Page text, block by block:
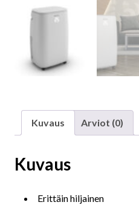
Kuvaus Arviot (0)
Kuvaus
Erittäin hiljainen